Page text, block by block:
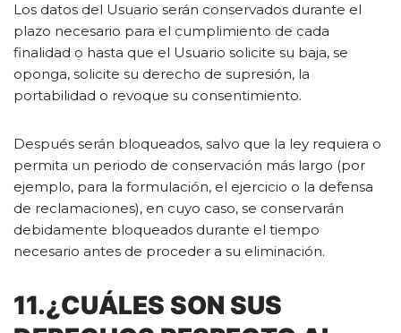
Los datos del Usuario serán conservados durante el
plazo necesario para el cumplimiento de cada
finalidad o hasta que el Usuario solicite su baja, se
oponga, solicite su derecho de supresión, la
portabilidad o revoque su consentimiento.
Después serán bloqueados, salvo que la ley requiera o
permita un periodo de conservación más largo (por
ejemplo, para la formulación, el ejercicio o la defensa
de reclamaciones), en cuyo caso, se conservarán
debidamente bloqueados durante el tiempo
necesario antes de proceder a su eliminación.
11.¿CUÁLES SON SUS